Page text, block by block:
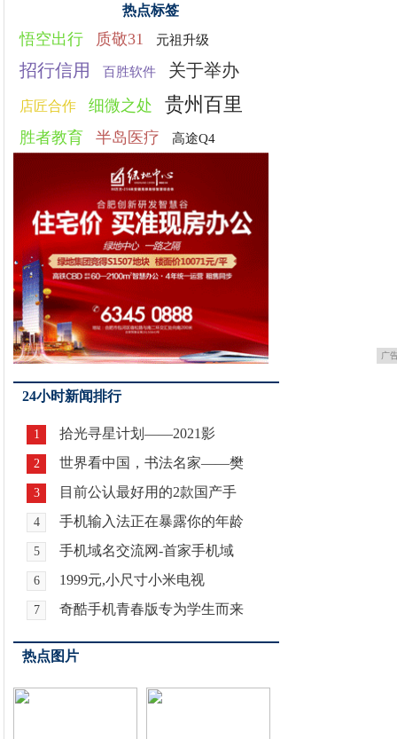
热点标签
悟空出行 质敬31 元祖升级
招行信用 百胜软件 关于举办
店匠合作 细微之处 贵州百里
胜者教育 半岛医疗 高途Q4
广
24小时新闻排行
1 拾光寻星计划——2021影
2 世界看中国，书法名家——樊
3 目前公认最好用的2款国产手
4 手机输入法正在暴露你的年龄
5 手机域名交流网-首家手机域
6 1999元,小尺寸小米电视
7 奇酷手机青春版专为学生而来
热点图片